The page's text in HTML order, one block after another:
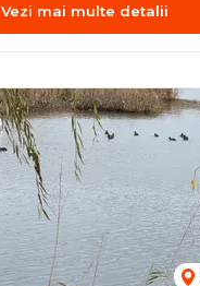
Vezi mai multe detalii